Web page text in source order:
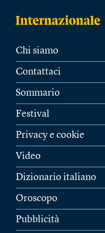
Chi siamo
Contattaci
Sommario
Festival
Privacy e cookie
Video
Dizionario italiano
Oroscopo
Pubblicità